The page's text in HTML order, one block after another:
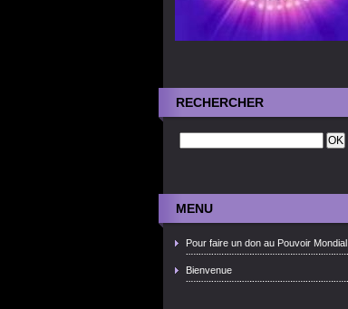
RECHERCHER
MENU
Pour faire un don au Pouvoir Mondial
Bienvenue